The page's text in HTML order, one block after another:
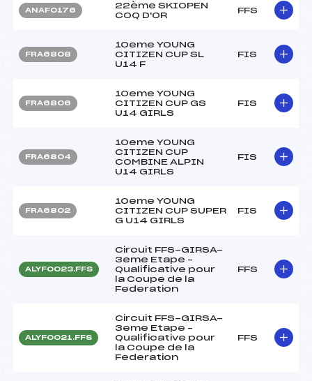
ANAF0176
22ème SKIOPEN
COQ D'OR
FFS
FRA6808
10eme YOUNG
CITIZEN CUP SL
U14 F
FIS
FRA6806
10eme YOUNG
CITIZEN CUP GS
U14 GIRLS
FIS
FRA6804
10eme YOUNG
CITIZEN CUP
COMBINE ALPIN
U14 GIRLS
FIS
FRA6802
10eme YOUNG
CITIZEN CUP SUPER
G U14 GIRLS
FIS
ALYF0023.FFS
Circuit FFS-GIRSA-
3eme Etape –
Qualificative pour
la Coupe de la
Federation
FFS
ALYF0021.FFS
Circuit FFS-GIRSA-
3eme Etape –
Qualificative pour
la Coupe de la
Federation
FFS